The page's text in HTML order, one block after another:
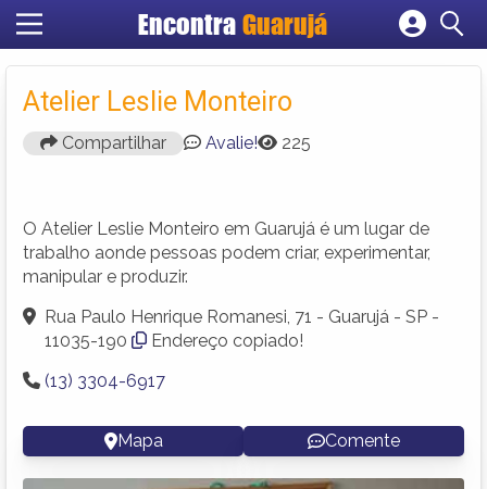
Encontra Guarujá
Cadastrar empresa
Criar conta
Atelier Leslie Monteiro
Compartilhar Avalie! 225
O Atelier Leslie Monteiro em Guarujá é um lugar de
trabalho aonde pessoas podem criar, experimentar,
manipular e produzir.
Rua Paulo Henrique Romanesi, 71 - Guarujá - SP -
11035-190
Endereço copiado!
(13) 3304-6917
Mapa Comente